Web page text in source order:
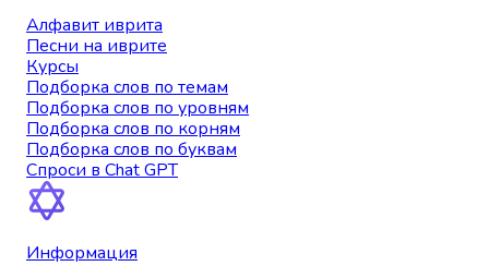
Алфавит иврита
Песни на иврите
Курсы
Подборка слов по темам
Подборка слов по уровням
Подборка слов по корням
Подборка слов по буквам
Спроси в Chat GPT
Информация